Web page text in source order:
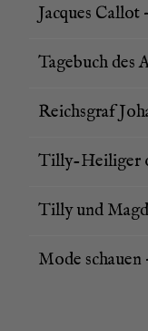
Jac­ques Cal­lot
Tage­buch des
Reichs­graf
Til­ly-Hei­li­ger
Til­ly und
Mode schau­en